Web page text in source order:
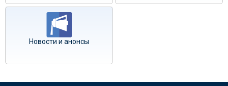
Новости и анонсы